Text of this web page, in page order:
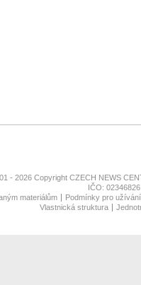
- 2026 Copyright CZECH NEWS
IČO:
materiálům
Podmínky pro
Vlastnická struktura